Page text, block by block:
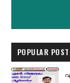
POPULAR